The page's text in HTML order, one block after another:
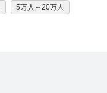
5万人～20万人